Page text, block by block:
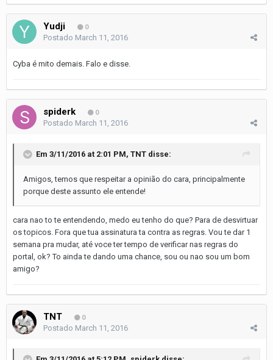
Yudji 0
Postado March 11, 2016
Cyba é mito demais. Falo e disse.
spiderk 0
Postado March 11, 2016
Em 3/11/2016 at 2:01 PM, TNT disse:
Amigos, temos que respeitar a opinião do cara, principalmente
porque deste assunto ele entende!
cara nao to te entendendo, medo eu tenho do que? Para de desvirtuar
os topicos. Fora que tua assinatura ta contra as regras. Vou te dar 1
semana pra mudar, até voce ter tempo de verificar nas regras do
portal, ok? To ainda te dando uma chance, sou ou nao sou um bom
amigo?
TNT 0
Postado March 11, 2016